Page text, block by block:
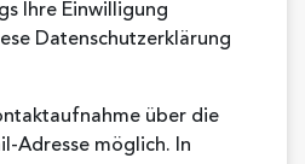
Ihre Einwilligung
Datenschutzerklärung
über die
Adresse möglich. In